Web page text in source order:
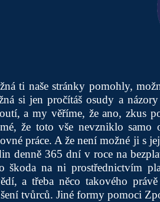
ti naše stránky pomohly,
si jen pročítáš osudy a
a my věříme, že ano, zkus
že toto vše nevzniklo samo
práce. A že není možné ji s
denně 365 dní v roce na
škoda na ni prostřednictvím
a třeba něco takového
tvůrců. Jiné formy pomoci